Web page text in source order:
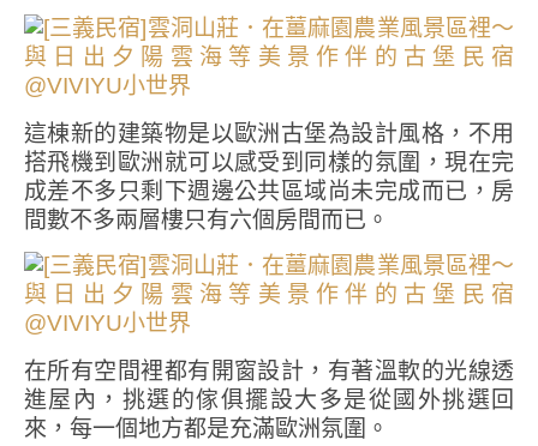
這棟新的建築物是以歐洲古堡為設計風格，不用
搭飛機到歐洲就可以感受到同樣的氛圍，現在完
成差不多只剩下週邊公共區域尚未完成而已，房
間數不多兩層樓只有六個房間而已。
在所有空間裡都有開窗設計，有著溫軟的光線透
進屋內，挑選的傢俱擺設大多是從國外挑選回
來，每一個地方都是充滿歐洲氛圍。